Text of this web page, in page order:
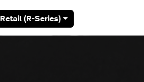
Retail (R-Series)